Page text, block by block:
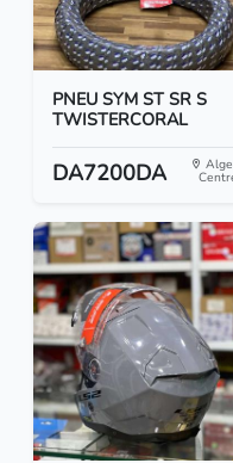
PNEU SYM ST SR S
TWISTERCORAL
DA7200DA